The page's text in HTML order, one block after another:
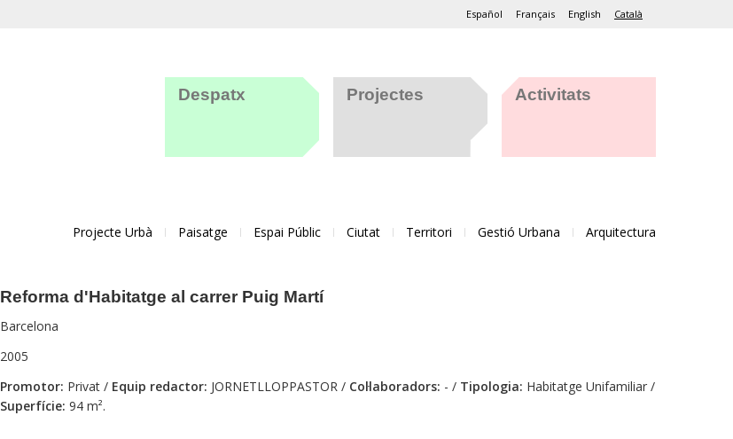
Català
English
Français
Español
Despatx Projectes Activitats
Projecte Urbà Paisatge Espai Públic Ciutat Territori Gestió Urbana Arquitectura
Reforma d'Habitatge al carrer Puig Martí
Barcelona
2005
Promotor: Privat / Equip redactor: JORNETLLOPPASTOR / Col·laboradors: - / Tipologia: Habitatge Unifamiliar /
Superfície: 94 m².